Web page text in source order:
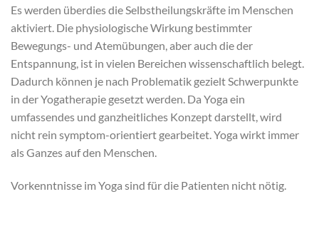
Es werden überdies die Selbstheilungskräfte im Menschen
aktiviert. Die physiologische Wirkung bestimmter
Bewegungs- und Atemübungen, aber auch die der
Entspannung, ist in vielen Bereichen wissenschaftlich belegt.
Dadurch können je nach Problematik gezielt Schwerpunkte
in der Yogatherapie gesetzt werden. Da Yoga ein
umfassendes und ganzheitliches Konzept darstellt, wird
nicht rein symptom-orientiert gearbeitet. Yoga wirkt immer
als Ganzes auf den Menschen.
Vorkenntnisse im Yoga sind für die Patienten nicht nötig.